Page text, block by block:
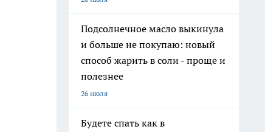
Подсолнечное масло выкинула
и больше не покупаю: новый
способ жарить в соли - проще и
полезнее
26 июля
Будете спать как в